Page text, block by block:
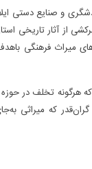
و صنایع دستی
و صنایع‌دستی استان ایلام گفت؛ از ابتدای
میراث فرهنگی
از سرمایه‌های گران‌قدر که